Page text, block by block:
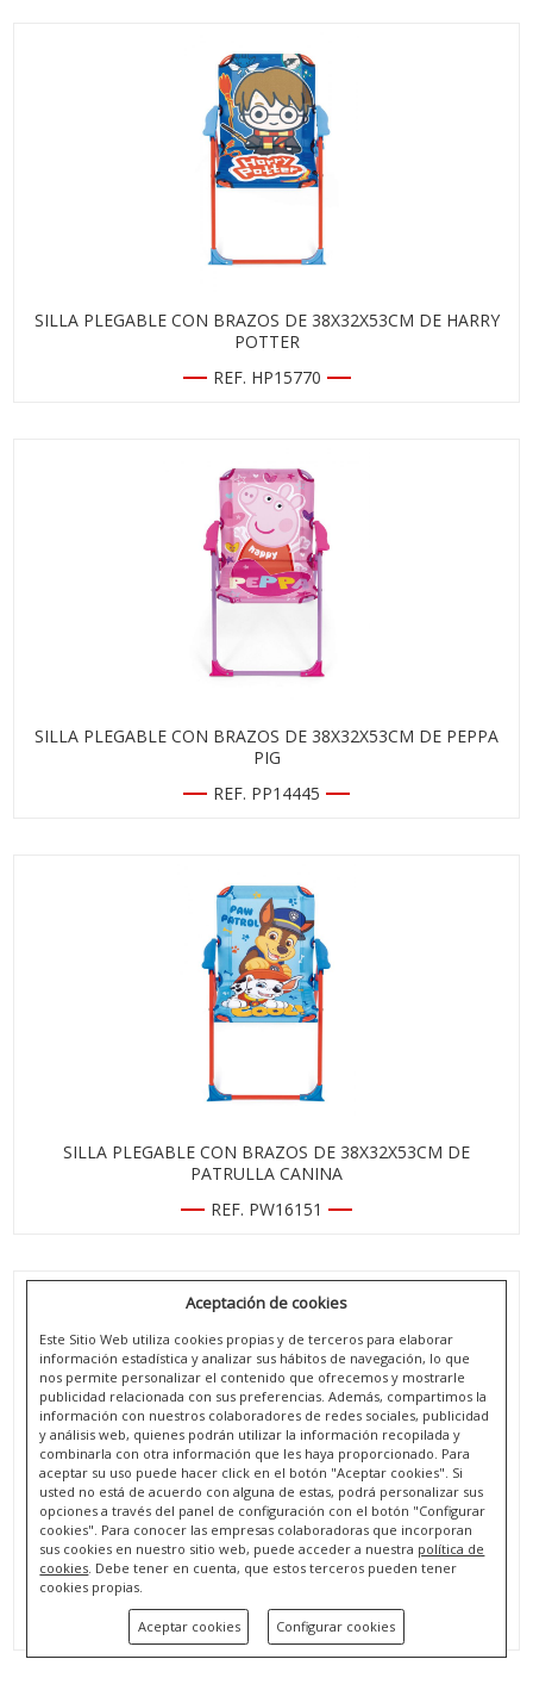
SILLA PLEGABLE CON BRAZOS DE 38X32X53CM DE HARRY
POTTER
REF. HP15770
SILLA PLEGABLE CON BRAZOS DE 38X32X53CM DE PEPPA
PIG
REF. PP14445
SILLA PLEGABLE CON BRAZOS DE 38X32X53CM DE
PATRULLA CANINA
REF. PW16151
SILLA PLEGABLE CON BRAZOS DE 38X32X53CM DE
REF. PW16155
Aceptación de cookies
Este Sitio Web utiliza cookies propias y de terceros para elaborar
información estadística y analizar sus hábitos de navegación, lo que
nos permite personalizar el contenido que ofrecemos y mostrarle
publicidad relacionada con sus preferencias. Además, compartimos la
información con nuestros colaboradores de redes sociales, publicidad
y análisis web, quienes podrán utilizar la información recopilada y
combinarla con otra información que les haya proporcionado. Para
aceptar su uso puede hacer click en el botón "Aceptar cookies". Si
usted no está de acuerdo con alguna de estas, podrá personalizar sus
opciones a través del panel de configuración con el botón "Configurar
cookies". Para conocer las empresas colaboradoras que incorporan
sus cookies en nuestro sitio web, puede acceder a nuestra política de
cookies . Debe tener en cuenta, que estos terceros pueden tener
cookies propias.
Aceptar cookies Configurar cookies